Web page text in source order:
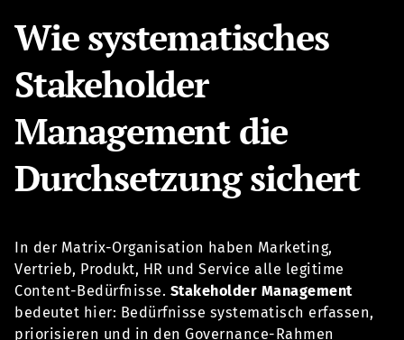
Wie systematisches
Stakeholder
Management die
Durchsetzung sichert
In der Matrix-Organisation haben Marketing,
Vertrieb, Produkt, HR und Service alle legitime
Content-Bedürfnisse. Stakeholder Management
bedeutet hier: Bedürfnisse systematisch erfassen,
priorisieren und in den Governance-Rahmen